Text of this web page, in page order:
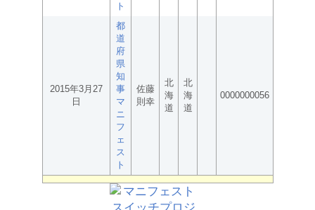
ト
2015年3月27
日
都
道
府
県
知
事
マ
ニ
フ
ェ
ス
ト
佐藤
則幸
北
海
道
北
海
道
0000000056